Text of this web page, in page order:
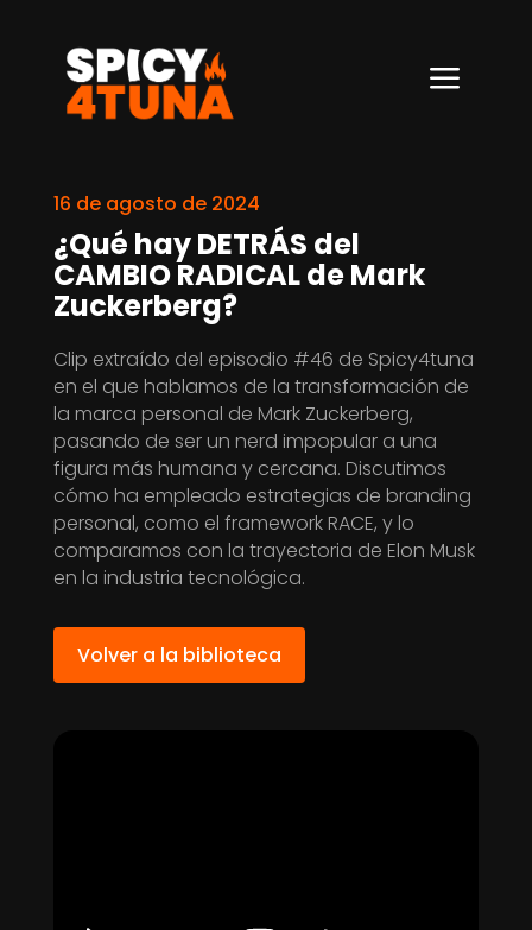
a
16 de agosto de 2024
¿Qué hay DETRÁS del
CAMBIO RADICAL de Mark
Zuckerberg?
Clip extraído del episodio #46 de Spicy4tuna
en el que hablamos de la transformación de
la marca personal de Mark Zuckerberg,
pasando de ser un nerd impopular a una
figura más humana y cercana. Discutimos
cómo ha empleado estrategias de branding
personal, como el framework RACE, y lo
comparamos con la trayectoria de Elon Musk
en la industria tecnológica.
Volver a la biblioteca